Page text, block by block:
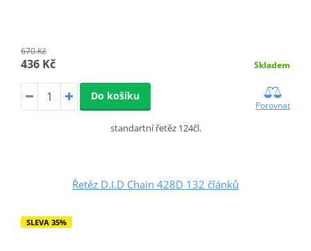
670 Kč
436 Kč Skladem
Do košíku
Porovnat
standartní řetěz 124čl.
Řetěz D.I.D Chain 428D 132 článků
SLEVA 35%